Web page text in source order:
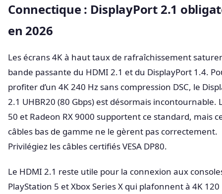
Connectique : DisplayPort 2.1
en 2026
Les écrans 4K à haut taux de rafraîchissement
bande passante du HDMI 2.1 et du DisplayPort 1.4.
profiter d’un 4K 240 Hz sans compression DSC, le
2.1 UHBR20 (80 Gbps) est désormais incontournable.
50 et Radeon RX 9000 supportent ce standard, mais
câbles bas de gamme ne le gèrent pas correctement.
Privilégiez les câbles certifiés VESA DP80.
Le HDMI 2.1 reste utile pour la connexion aux
PlayStation 5 et Xbox Series X qui plafonnent à 4K 120